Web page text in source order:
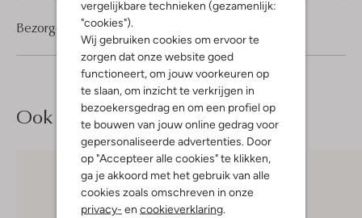
vergelijkbare technieken (gezamenlijk:
"cookies").
Wij gebruiken cookies om ervoor te
zorgen dat onze website goed
functioneert, om jouw voorkeuren op
te slaan, om inzicht te verkrijgen in
bezoekersgedrag en om een profiel op
te bouwen van jouw online gedrag voor
gepersonaliseerde advertenties. Door
op "Accepteer alle cookies" te klikken,
ga je akkoord met het gebruik van alle
cookies zoals omschreven in onze
privacy- en cookieverklaring
Bezorgen & retourneren
Ook iets voor jou?